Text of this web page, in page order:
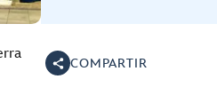
COMPARTIR